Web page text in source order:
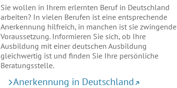
Sie wollen in Ihrem erlernten Beruf in Deutschland
arbeiten? In vielen Berufen ist eine entsprechende
Anerkennung hilfreich, in manchen ist sie zwingende
Voraussetzung. Informieren Sie sich, ob Ihre
Ausbildung mit einer deutschen Ausbildung
gleichwertig ist und finden Sie Ihre persönliche
Beratungsstelle.
Anerkennung in Deutschland